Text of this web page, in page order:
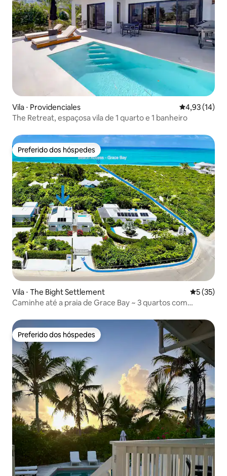
Vila ⋅ Providenciales 4,93 de uma
4,93 (14)
The Retreat, espaçosa vila de 1 quarto e 1 banheiro
Preferido dos hóspedes
Preferido dos hóspedes
Vila ⋅ The Bight Settlement 5 de uma
5 (35)
Caminhe até a praia de Grace Bay ~ 3 quartos com
Preferido dos hóspedes
Preferido dos hóspedes